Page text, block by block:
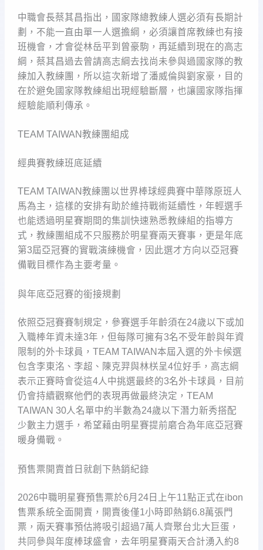
中職會長蔡其昌指出，國家隊總教練人選必須有長期計
劃，不能一直由單一人選擔綱，必須讓首席教練也有接
班機會，才會從林岳平到曾豪駒，再延續到現在的高志
綱，蔡其昌過去曾請高志綱去找尚未參與過國家隊的教
練加入教練團，所以這次新增了潘威倫與劉家豪，目的
在於避免國家隊教練組出現經驗斷層，也讓國家隊指揮
經驗能順利傳承。
TEAM TAIWAN教練團組成
經典賽教練班底延續
TEAM TAIWAN教練團以世界棒球經典賽中華隊原班人
馬為主，這樣的安排有助於維持戰術延續性，年輕選手
也能透過明星賽期間的集訓快速熟悉教練組的指導方
式，教練團組成不只服務於明星賽兩天賽事，更是年底
第3屆亞冠賽的實戰演練機會，因此選才方向以亞冠賽
備戰目標作為主要考量。
與年底亞冠賽的銜接規劃
依照亞冠賽賽制規定，參賽選手年齡須在24歲以下或加
入職棒年資未達3年，但每隊可擁有3名不受年齡與年資
限制的外卡球員，TEAM TAIWAN本屆入選的外卡候選
包含李東洺、李超、陳克羿與林栚呈4位好手，高志綱
表示正賽時會從這4人中挑選最終的3名外卡球員，目前
仍會持續觀察他們的表現再做最終決定，TEAM
TAIWAN 30人名單中約半數為24歲以下潛力新秀搭配
少數主力選手，希望藉由明星賽提前磨合為年底亞冠賽
暖身備戰。
預售票開賣首日就創下熱銷紀錄
2026中職明星賽預售票於6月24日上午11點正式在ibon
售票系統全面開賣，開賣後僅1小時即熱銷6.8萬張門
票，兩天賽事預估將吸引超過7萬人齊聚台北大巨蛋，
共同參與年度棒球盛會，去年明星賽兩天合計湧入約8